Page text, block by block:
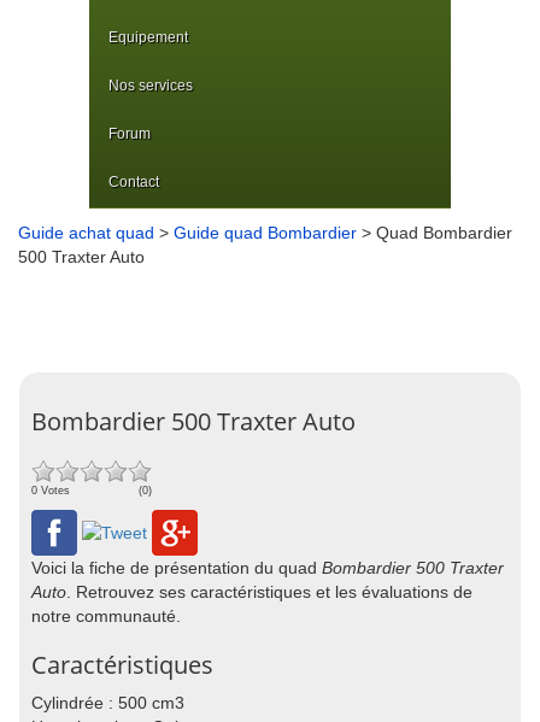
Equipement
Nos services
Forum
Contact
Guide achat quad > Guide quad Bombardier > Quad Bombardier
500 Traxter Auto
Bombardier 500 Traxter Auto
0 Votes (0)
Voici la fiche de présentation du quad Bombardier 500 Traxter
Auto . Retrouvez ses caractéristiques et les évaluations de
notre communauté.
Caractéristiques
Cylindrée : 500 cm3